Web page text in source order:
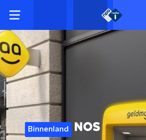
Binnenland